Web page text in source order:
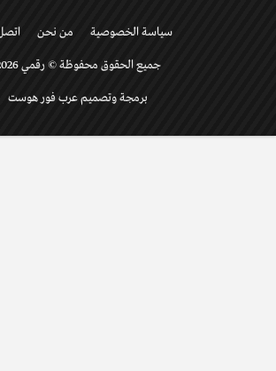
سياسة الخصوصية من نحن
جميع الحقوق محفوظة © رقمي 2026
برمجة وتصميم عرب فور هوست